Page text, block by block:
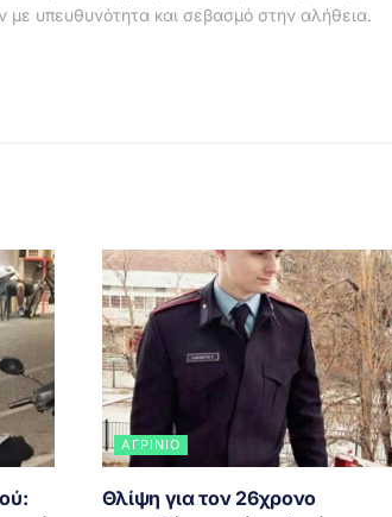
υπευθυνότητα και σεβασμό στην αλήθεια.
ΑΓΡΊΝΙΟ
Θλίψη για τον 26χρονο